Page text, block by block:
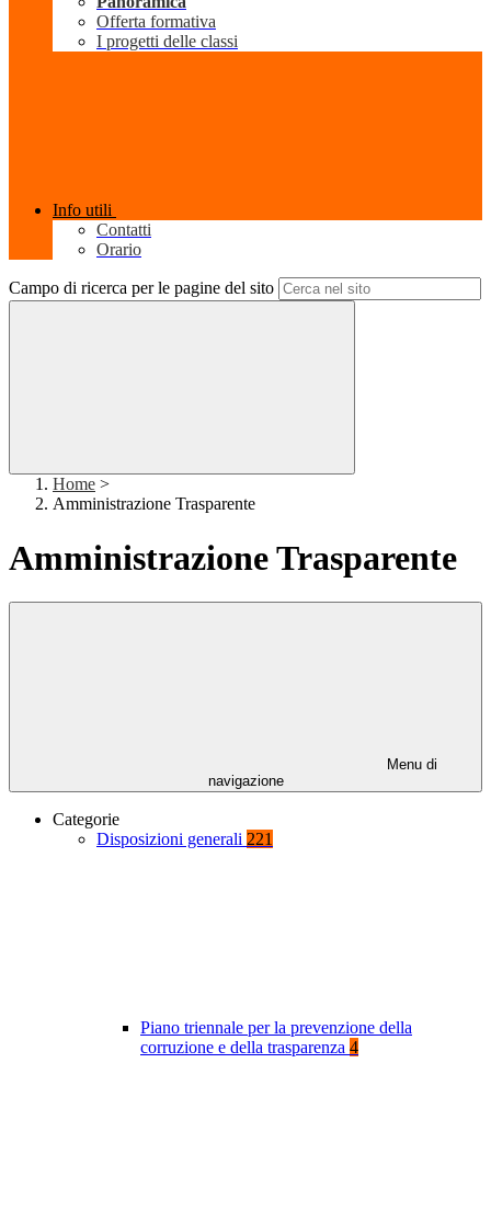
Offerta formativa
I progetti delle classi
Info utili
Contatti
Orario
Campo di ricerca per le pagine del sito
Home >
Amministrazione Trasparente
Amministrazione Trasparente
Menu di
navigazione
Categorie
Disposizioni generali 221
Piano triennale per la prevenzione della
corruzione e della trasparenza 4